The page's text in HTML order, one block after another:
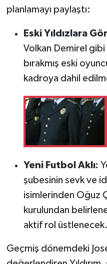
planlamayı paylaştı:
Eski Yıldızlara
Volkan Demirel
bırakmış eski
kadroya dahil
Yeni Futbol Aklı:
şubesinin sevk ve
isimlerinden Oğuz
kurulundan
aktif rol üstlenecek.
Geçmiş dönemdeki